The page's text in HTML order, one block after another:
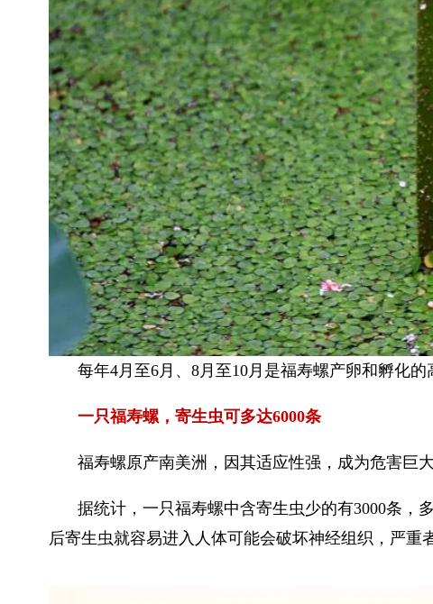
每年4月至6月、8月至10月是福寿螺产卵和孵化的
一只福寿螺，寄生虫可多达6000条
福寿螺原产南美洲，因其适应性强，成为危害巨
据统计，一只福寿螺中含寄生虫少的有3000条，
后寄生虫就容易进入人体可能会破坏神经组织，严重